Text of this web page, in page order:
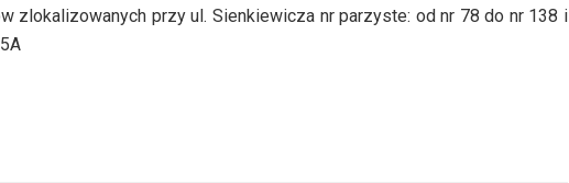
zlokalizowanych przy ul. Sienkiewicza nr parzyste: od nr 78 do nr 138 i